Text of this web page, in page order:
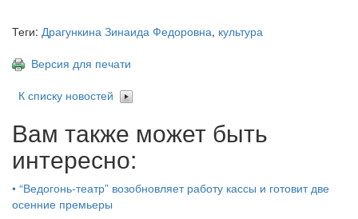
Теги: Драгункина Зинаида Федоровна, культура
Версия для печати
К списку новостей
Вам также может быть
интересно:
• “Ведогонь-театр” возобновляет работу кассы и готовит две
осенние премьеры